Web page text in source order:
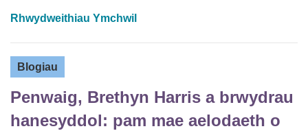
Rhwydweithiau Ymchwil
Blogiau
Penwaig, Brethyn Harris a brwydrau
hanesyddol: pam mae aelodaeth o